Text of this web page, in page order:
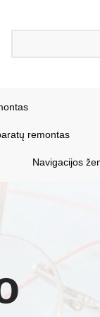
remontas
Navigacijos